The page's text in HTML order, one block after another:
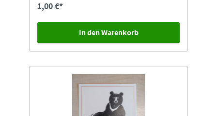
1,00 €*
In den Warenkorb